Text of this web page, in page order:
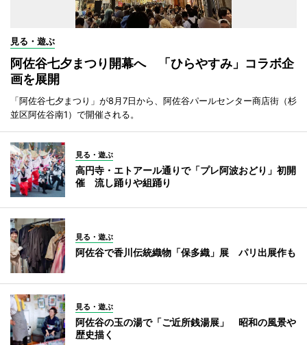
見る・遊ぶ
阿佐谷七夕まつり開幕へ 「ひらやすみ」コラボ企
画を展開
「阿佐谷七夕まつり」が8月7日から、阿佐谷パールセンター商店街（杉
並区阿佐谷南1）で開催される。
見る・遊ぶ
高円寺・エトアール通りで「プレ阿波おどり」初開
催 流し踊りや組踊り
見る・遊ぶ
阿佐谷で香川伝統織物「保多織」展 パリ出展作も
見る・遊ぶ
阿佐谷の玉の湯で「ご近所銭湯展」 昭和の風景や
歴史描く